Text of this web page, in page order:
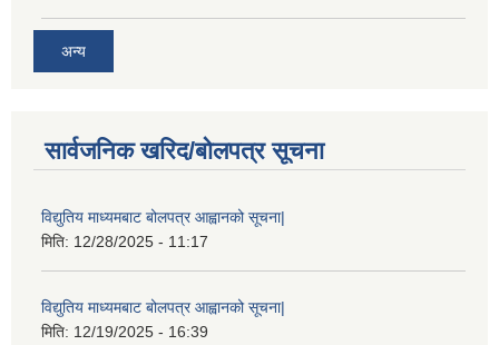
अन्य
सार्वजनिक खरिद/बोलपत्र सूचना
विद्युतिय माध्यमबाट बोलपत्र आह्वानको सूचना|
मिति: 12/28/2025 - 11:17
विद्युतिय माध्यमबाट बोलपत्र आह्वानको सूचना|
मिति: 12/19/2025 - 16:39